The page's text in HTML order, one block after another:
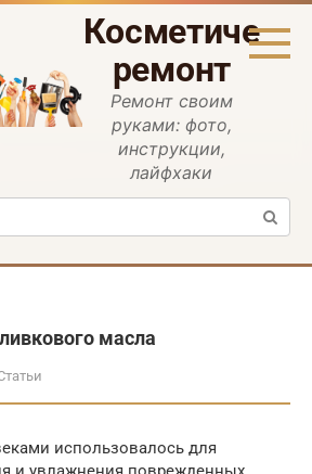
ремонт
Ремонт своим
руками: фото,
инструкции,
лайфхаки
масла
использовалось для